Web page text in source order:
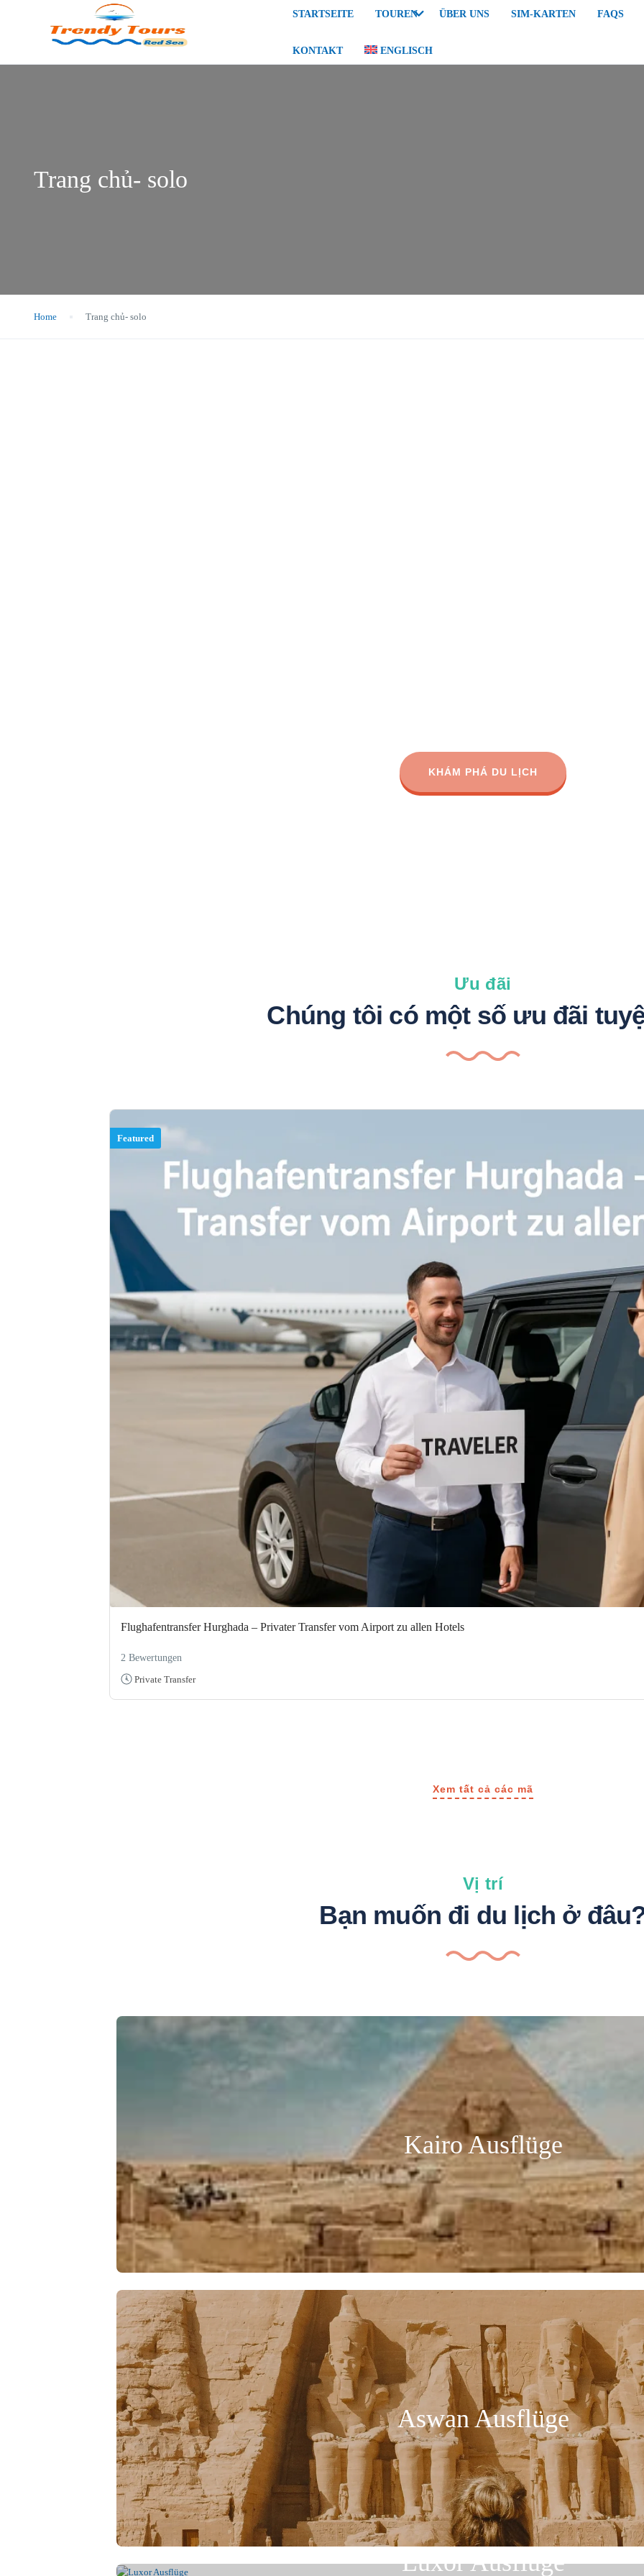
STARTSEITE TOUREN ÜBER UNS SIM-KARTEN FAQS
KONTAKT ENGLISCH
Trang chủ- solo
Home Trang chủ- solo
KHÁM PHÁ DU LỊCH
Ưu đãi
Chúng tôi có một số ưu đãi
Featured
Flughafentransfer Hurghada – Privater Transfer vom Airport zu allen Hotels
2 Bewertungen
Private Transfer
Xem tất cả các mã
Vị trí
Bạn muốn đi du lịch ở
Kairo Ausflüge
Aswan Ausflüge
Luxor Ausflüge